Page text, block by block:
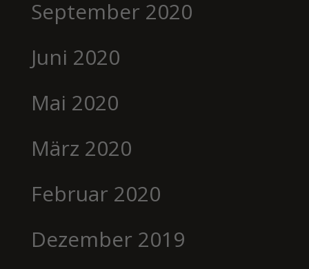
September 2020
Juni 2020
Mai 2020
März 2020
Februar 2020
Dezember 2019